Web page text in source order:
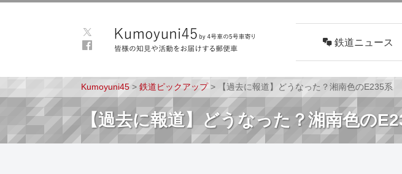
鉄道ニュース
車両技術
Kumoyuni45 > 鉄道ピックアップ> 【過去に報道】どうなった？湘南色のE235系
【過去に報道】どうなった？湘南色の